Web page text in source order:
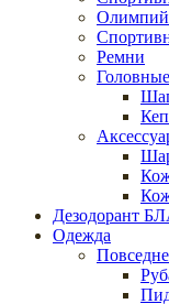
Ремни
Дезодорант
Одежда